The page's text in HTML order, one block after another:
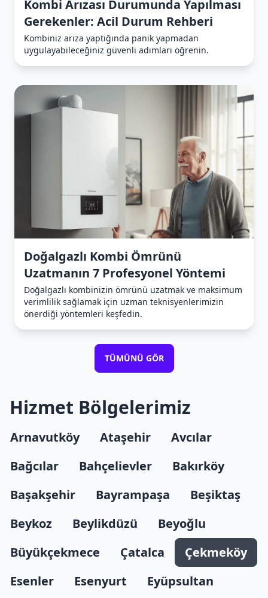
Kombi Arızası Durumunda Yapılması
Gerekenler: Acil Durum Rehberi
Kombiniz arıza yaptığında panik yapmadan
uygulayabileceğiniz güvenli adımları öğrenin.
Doğalgazlı Kombi Ömrünü
Uzatmanın 7 Profesyonel Yöntemi
Doğalgazlı kombinizin ömrünü uzatmak ve maksimum
verimlilik sağlamak için uzman teknisyenlerimizin
önerdiği yöntemleri keşfedin.
TÜMÜNÜ GÖR
Hizmet Bölgelerimiz
Arnavutköy Ataşehir
Avcılar
Bağcılar
Bahçelievler
Bakırköy
Başakşehir
Bayrampaşa
Beşiktaş
Beykoz
Beylikdüzü
Beyoğlu
Büyükçekmece
Çatalca
Çekmeköy
Esenler
Esenyurt Eyüpsultan